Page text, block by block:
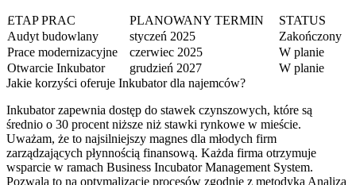
ETAP PRAC PLANOWANY TERMIN
STATUS
Audyt budowlany
styczeń 2025
Zakończony
Prace modernizacyjne
czerwiec 2025
W planie
Otwarcie Inkubator
grudzień 2027
W planie
Jakie korzyści oferuje Inkubator dla najemców?
Inkubator zapewnia dostęp do stawek czynszowych, które są
średnio o 30 procent niższe niż stawki rynkowe w mieście.
Uważam, że to najsilniejszy magnes dla młodych firm
zarządzających płynnością finansową. Każda firma otrzymuje
wsparcie w ramach Business Incubator Management System.
Pozwala to na optymalizację procesów zgodnie z metodyką Analiza